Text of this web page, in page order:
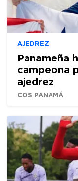
AJEDREZ
Panameña
campeona
ajedrez
COS PANAMÁ